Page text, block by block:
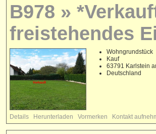
B978 »
freistehendes
Wohngrundstück
Kauf
63791 Karlstein
Deutschland
Details Herunterladen Vormerken Kontakt